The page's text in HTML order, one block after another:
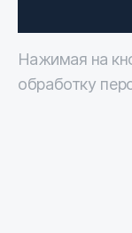
Нажимая на
обработку